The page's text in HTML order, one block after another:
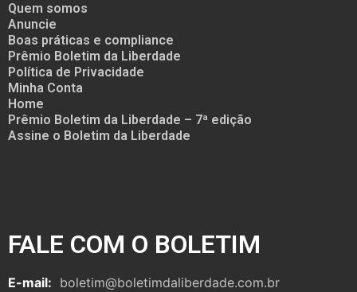
Quem somos
Anuncie
Boas práticas e compliance
Prêmio Boletim da Liberdade
Política de Privacidade
Minha Conta
Home
Prêmio Boletim da Liberdade – 7ª edição
Assine o Boletim da Liberdade
FALE COM O BOLETIM
E-mail: boletim@boletimdaliberdade.com.br